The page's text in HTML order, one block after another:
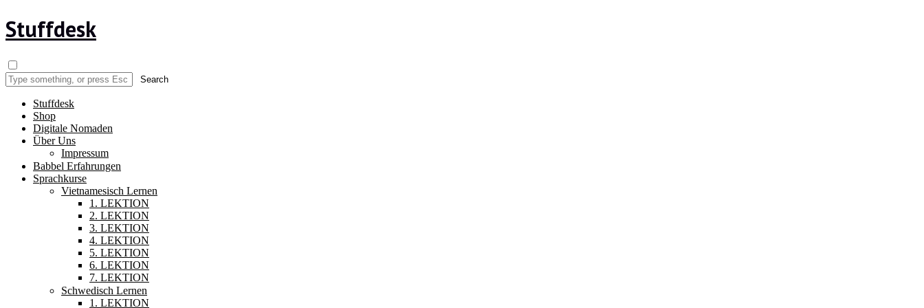
Stuffdesk
Stuffdesk
Shop
Digitale Nomaden
Über Uns
Impressum
Babbel Erfahrungen
Sprachkurse
Vietnamesisch Lernen
1. LEKTION
2. LEKTION
3. LEKTION
4. LEKTION
5. LEKTION
6. LEKTION
7. LEKTION
Schwedisch Lernen
1. LEKTION